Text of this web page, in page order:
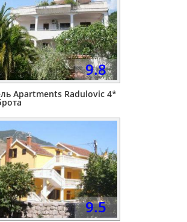
9.8
Apartments Radulovic 4*
9.5